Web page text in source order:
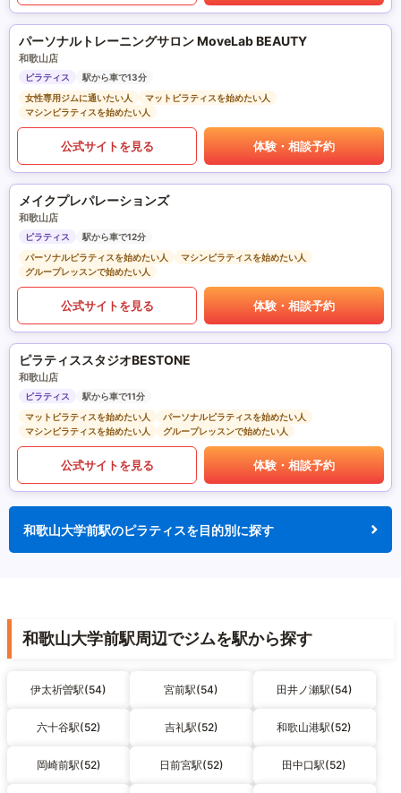
パーソナルトレーニングサロン MoveLab BEAUTY
和歌山店
ピラティス
駅から車で13分
女性専用ジムに通いたい人
マットピラティスを始めたい人
マシンピラティスを始めたい人
公式サイトを見る 体験・相談予約
メイクプレパレーションズ
和歌山店
ピラティス
駅から車で12分
パーソナルピラティスを始めたい人
マシンピラティスを始めたい人
グループレッスンで始めたい人
公式サイトを見る 体験・相談予約
ピラティススタジオBESTONE
和歌山店
ピラティス
駅から車で11分
マットピラティスを始めたい人
パーソナルピラティスを始めたい人
マシンピラティスを始めたい人
グループレッスンで始めたい人
公式サイトを見る 体験・相談予約
和歌山大学前駅のピラティスを目的別に探す
和歌山大学前駅周辺でジムを駅から探す
伊太祈曽駅(54) 宮前駅(54) 田井ノ瀬駅(54)
六十谷駅(52) 吉礼駅(52) 和歌山港駅(52)
岡崎前駅(52) 日前宮駅(52) 田中口駅(52)